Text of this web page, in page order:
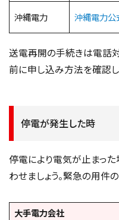
沖縄電力 沖縄電力公
送電再開の手続きは電話
前に申し込み方法を確認し
停電が発生した時
停電により電気が止まっ
わせましょう。緊急の用件
大手電力会社